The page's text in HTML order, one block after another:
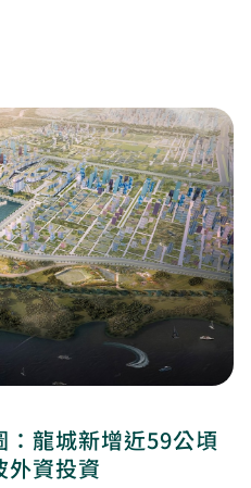
龍城新增近59公頃
外資投資